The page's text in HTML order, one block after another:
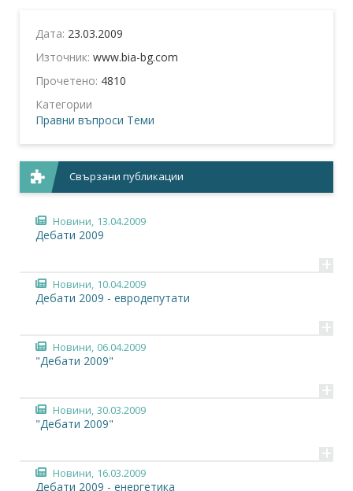
Дата: 23.03.2009
Източник: www.bia-bg.com
Прочетено: 4810
Категории
Правни въпроси Теми
Свързани публикации
Новини, 13.04.2009
Дебати 2009
+
Новини, 10.04.2009
Дебати 2009 - евродепутати
+
Новини, 06.04.2009
"Дебати 2009"
+
Новини, 30.03.2009
"Дебати 2009"
+
Новини, 16.03.2009
Дебати 2009 - енергетика